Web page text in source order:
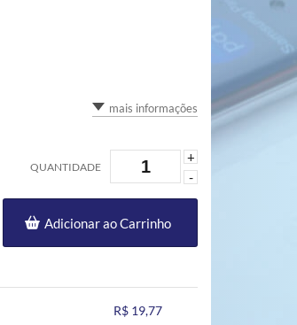
mais informações
QUANTIDADE
+
-
Adicionar ao Carrinho
R$ 19,77